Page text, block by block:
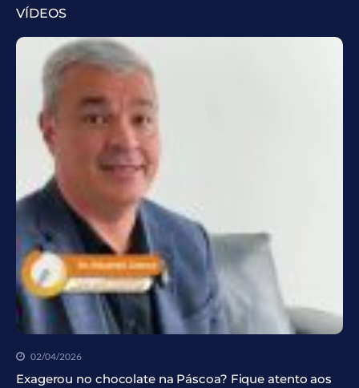
VÍDEOS
02/04/2026
Exagerou no chocolate na Páscoa? Fique atento aos